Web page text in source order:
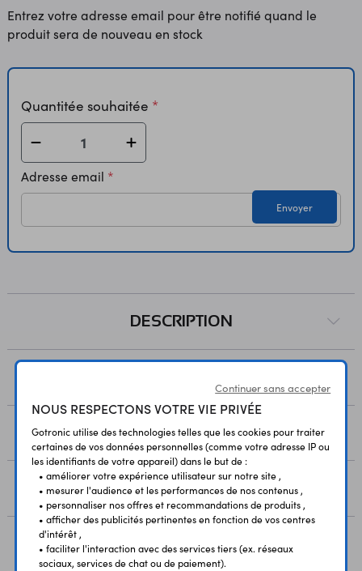
Référence fabricant: 2724
Entrez votre adresse email pour être notifié quand le
produit sera de nouveau en stock
Quantitée souhaitée
Adresse email
Envoyer
DESCRIPTION
LIVRAISON
RESSOURCES
AVIS
Continuer sans accepter
NOUS RESPECTONS VOTRE VIE PRIVÉE
Gotronic utilise des technologies telles que les cookies pour traiter
certaines de vos données personnelles (comme votre adresse IP ou
les identifiants de votre appareil) dans le but de :
• améliorer votre expérience utilisateur sur notre site ,
• mesurer l'audience et les performances de nos contenus ,
• personnaliser nos offres et recommandations de produits ,
• afficher des publicités pertinentes en fonction de vos centres
d'intérêt ,
• faciliter l'interaction avec des services tiers (ex. réseaux
sociaux, services de chat ou de paiement).